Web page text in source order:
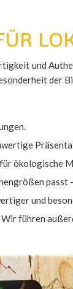
und
der
ökologische
und
führen